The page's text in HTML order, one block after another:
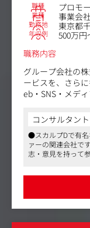
職種 プロモ
業種 事業会
勤務地 東京都
年収例
500万円
職務内容
グループ会社の
ービスを、さら
eb・SNS・メデ
＜具体的な業務
・コミュニケー
・戦略に基づく
-SNS（
■株式会社ブレ
コンサルタン
●スカルプDで有名
ァーの関連会社で
志・意見を持って
●在宅勤務や定時
イフスタイルに合